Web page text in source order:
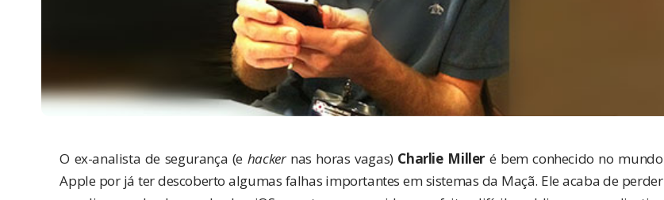
O ex-analista de segurança (e hackernas horas vagas) Charlie Milleré bem conhecido no mundo
Apple por já ter descoberto algumas falhas importantes em sistemas da Maçã. Ele acaba de perder